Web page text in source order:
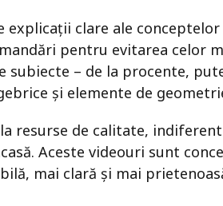
explicații clare ale conceptelor
pentru evitarea celor
subiecte – de la procente,
și elemente de
resurse de calitate,
Aceste videouri sunt
mai clară și mai